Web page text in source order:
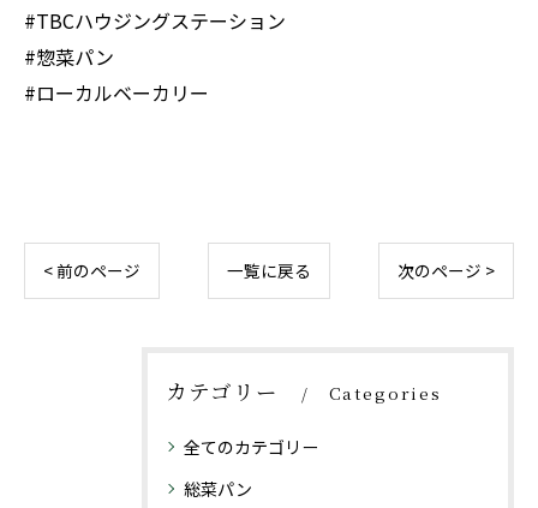
#TBCハウジングステーション
#惣菜パン
#ローカルベーカリー
< 前のページ 一覧に戻る 次のページ >
カテゴリー Categories
全てのカテゴリー
総菜パン